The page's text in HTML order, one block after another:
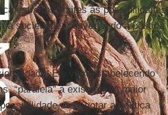
estreitos limites às possibilidades
a sociedade, convertendo a política
Ele vem estabelecendo
“paralela” à existente. A maior
de esgotar a política